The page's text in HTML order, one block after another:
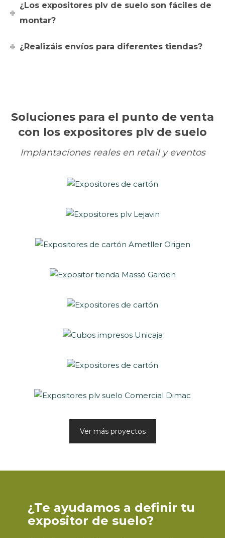
¿Los expositores plv de suelo son fáciles de
montar?
¿Realizáis envíos para diferentes tiendas?
Soluciones para el punto de venta
con los expositores plv de suelo
Implantaciones reales en retail y eventos
Ver más proyectos
¿Te ayudamos a definir tu
expositor de suelo?